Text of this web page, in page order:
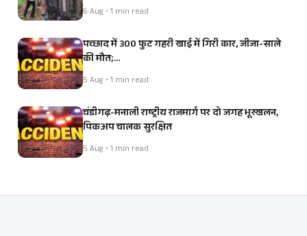
6 Aug • 1 min read
पच्छाद में 300 फुट गहरी खाई में गिरी कार, जीजा-साले
की मौत;…
5 Aug • 1 min read
चंडीगढ़-मनाली राष्ट्रीय राजमार्ग पर दो जगह भूस्खलन,
पिकअप चालक सुरक्षित
5 Aug • 1 min read